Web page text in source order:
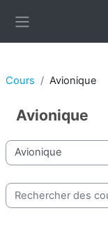
Cours Avionique
Avionique
Catégories de cours
Rechercher des cours